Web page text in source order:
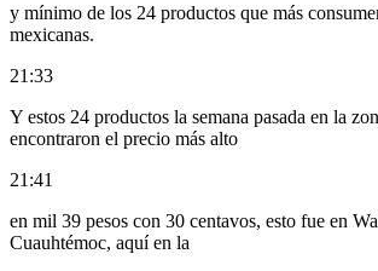
y mínimo de los 24 productos que más
mexicanas.
21:33
Y estos 24 productos la semana pasada en la
encontraron el precio más alto
21:41
en mil 39 pesos con 30 centavos, esto fue en
Cuauhtémoc, aquí en la